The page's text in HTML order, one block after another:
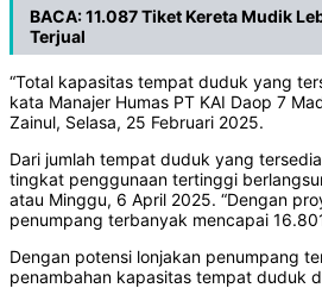
BACA:11.087 Tiket Kereta Mudik
Terjual
“Total kapasitas tempat duduk yang
kata Manajer Humas PT KAI Daop 7
Zainul, Selasa, 25 Februari 2025.
Dari jumlah tempat duduk yang
tingkat penggunaan tertinggi
atau Minggu, 6 April 2025. “Dengan
penumpang terbanyak mencapai
Dengan potensi lonjakan penumpang
penambahan kapasitas tempat duduk